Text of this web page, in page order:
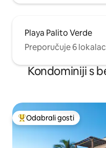
Playa Palito Verde
Preporučuje 6
Kondominiji s
Među najviše rangiranima
Odabrali gosti